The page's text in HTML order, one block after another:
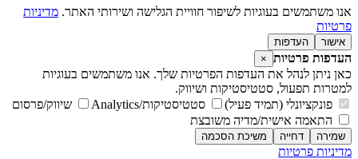
אנו משתמשים בעוגיות לשיפור חוויית הגלישה ושירותי האתר. מדיניות
פרטיות
אישור העדפות
העדפות פרטיות ×
כאן ניתן לנהל את העדפות הפרטיות שלך. אנו משתמשים בעוגיות
למטרות תפעול, סטטיסטיקות ושיווק.
פונקציונלי (תמיד פעיל)
סטטיסטיקות/Analytics
שיווק/פרסום
התאמה אישית/מדיה משובצת
שמירה דחייה משיכת הסכמה
מדיניות פרטיות